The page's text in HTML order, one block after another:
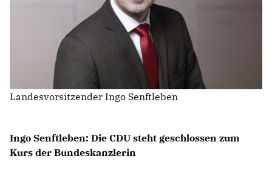
IM LANDTAG
IN DER LANDESREGIERUNG
IM BUNDESTAG
IM EUROPÄISCHEN PARLAMENT
PROGRAMME
WICHTIGE BESCHLÜSSE DER CDU BRANDENBURG
Ingo Senftleben: Die CDU steht geschlossen zum
Kurs der Bundeskanzlerin
Landesvorsitzender Ingo Senftleben